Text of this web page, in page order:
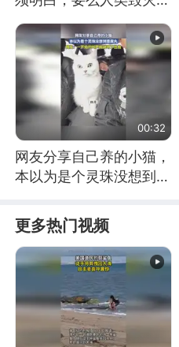
00:32
网友分享自己养的小猫，
本以为是个灵珠没想到是
更多热门视频